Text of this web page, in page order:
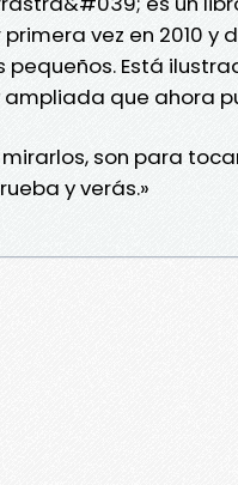
vez en 2010
pequeños. Está
que ahora
son para
y verás.»